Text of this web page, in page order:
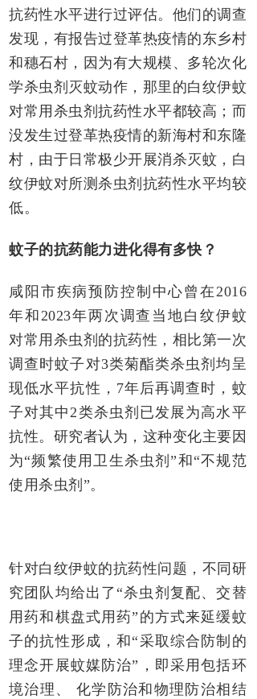
抗药性水平进行过评估。他们的调查
发现，有报告过登革热疫情的东乡村
和穗石村，因为有大规模、多轮次化
学杀虫剂灭蚊动作，那里的白纹伊蚊
对常用杀虫剂抗药性水平都较高；而
没发生过登革热疫情的新海村和东隆
村，由于日常极少开展消杀灭蚊，白
纹伊蚊对所测杀虫剂抗药性水平均较
低。
蚊子的抗药能力进化得有多快？
咸阳市疾病预防控制中心曾在2016
年和2023年两次调查当地白纹伊蚊
对常用杀虫剂的抗药性，相比第一次
调查时蚊子对3类菊酯类杀虫剂均呈
现低水平抗性，7年后再调查时，蚊
子对其中2类杀虫剂已发展为高水平
抗性。研究者认为，这种变化主要因
为“频繁使用卫生杀虫剂”和“不规范
使用杀虫剂”。
针对白纹伊蚊的抗药性问题，不同研
究团队均给出了“杀虫剂复配、交替
用药和棋盘式用药”的方式来延缓蚊
子的抗性形成，和“采取综合防制的
理念开展蚊媒防治”，即采用包括环
境治理、 化学防治和物理防治相结